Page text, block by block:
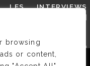
browsing
or content,
LES INTERVIEWS
!
RESTAURANTS
PLAIT
SALONS
garantir la meilleure